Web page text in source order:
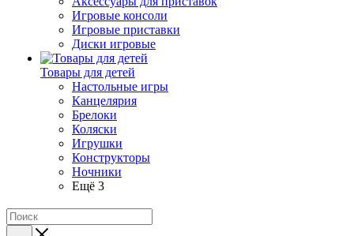
Игровые консоли
Игровые приставки
Диски игровые
Товары для детей
Настольные игры
Канцелярия
Брелоки
Коляски
Игрушки
Конструкторы
Ночники
Ещё 3